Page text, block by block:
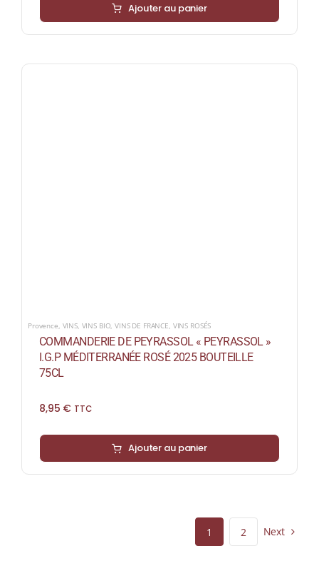
Ajouter au panier
Provence, VINS, VINS BIO,VINS DE FRANCE, VINS ROSÉS
COMMANDERIE DE PEYRASSOL « PEYRASSOL »
I.G.P MÉDITERRANÉE ROSÉ 2025 BOUTEILLE
75CL
8,95 € TTC
Ajouter au panier
1 2 Next